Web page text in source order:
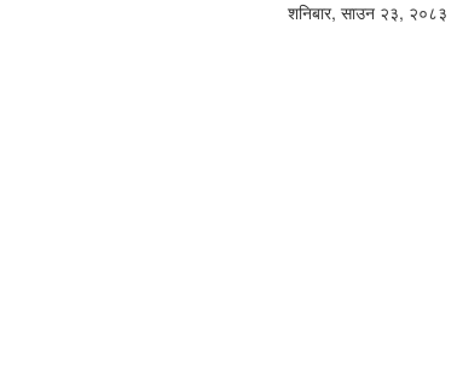
शनिबार, साउन २३, २०८३